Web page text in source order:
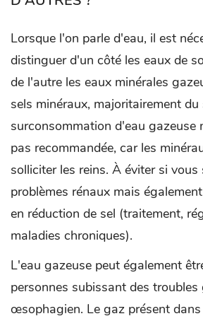
Lorsque l'on parle d'eau, il est
distinguer d'un côté les eaux de
de l'autre les eaux minérales
sels minéraux, majoritairement du
surconsommation d'eau gazeuse
pas recommandée, car les
solliciter les reins. À éviter si vous
problèmes rénaux mais
en réduction de sel (traitement,
maladies chroniques).
L'eau gazeuse peut également
personnes subissant des
œsophagien. Le gaz présent